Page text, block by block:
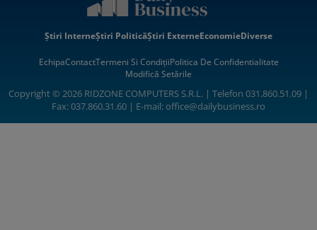
Știri InterneȘtiri PoliticăȘtiri ExterneEconomieDiverse
EchipaContactTermeni Si CondițiiPolitica De Confidentialitate
Modifică Setările
Copyright © 2026 RIDZONE COMPUTERS S.R.L. | Telefon 031.860.51.09 |
Fax: 037.860.31.60 | E-mail:office@dailybusiness.ro